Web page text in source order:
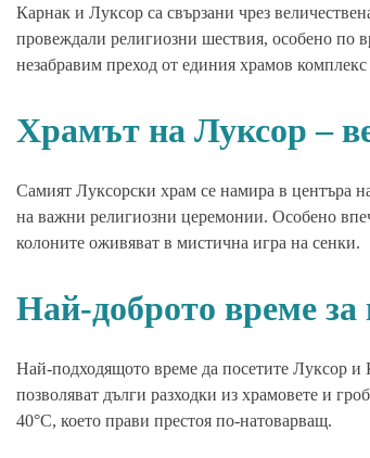
Карнак и Луксор са свързани чрез
провеждали религиозни шествия, особено по
незабравим преход от единия храмов
Храмът на Луксор –
Самият Луксорски храм се намира в центъра
на важни религиозни церемонии. Особено
колоните оживяват в мистична игра на сенки.
Най-доброто време за
Най-подходящото време да посетите Луксор
позволяват дълги разходки из храмовете и
40°C, което прави престоя по-натоварващ.